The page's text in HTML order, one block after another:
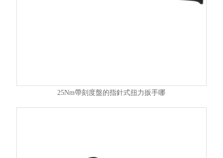
25Nm帶刻度盤的指針式扭力扳手哪